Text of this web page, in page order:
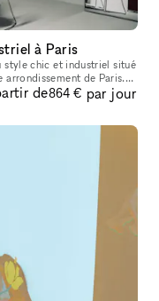
à Paris
style chic et industriel situé
arrondissement de Paris.
de864 € par jour